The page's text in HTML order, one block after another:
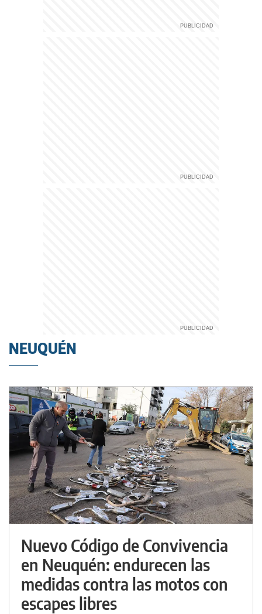
NEUQUÉN
Nuevo Código de Convivencia
en Neuquén: endurecen las
medidas contra las motos con
escapes libres